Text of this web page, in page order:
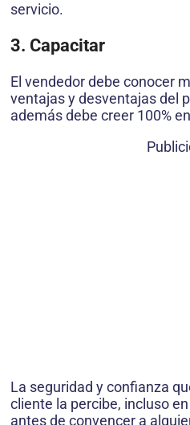
servicio.
3. Capacitar
El vendedor debe conocer
ventajas y desventajas del
además debe creer 100%
La seguridad y confianza
cliente la percibe, incluso
antes de convencer a